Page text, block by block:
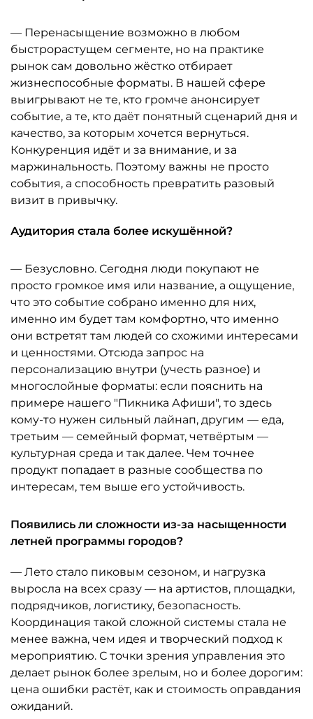
— Перенасыщение возможно в любом
быстрорастущем сегменте, но на практике
рынок сам довольно жёстко отбирает
жизнеспособные форматы. В нашей сфере
выигрывают не те, кто громче анонсирует
событие, а те, кто даёт понятный сценарий дня и
качество, за которым хочется вернуться.
Конкуренция идёт и за внимание, и за
маржинальность. Поэтому важны не просто
события, а способность превратить разовый
визит в привычку.
Аудитория стала более искушённой?
— Безусловно. Сегодня люди покупают не
просто громкое имя или название, а ощущение,
что это событие собрано именно для них,
именно им будет там комфортно, что именно
они встретят там людей со схожими интересами
и ценностями. Отсюда запрос на
персонализацию внутри (учесть разное) и
многослойные форматы: если пояснить на
примере нашего "Пикника Афиши", то здесь
кому-то нужен сильный лайнап, другим — еда,
третьим — семейный формат, четвёртым —
культурная среда и так далее. Чем точнее
продукт попадает в разные сообщества по
интересам, тем выше его устойчивость.
Появились ли сложности из-за насыщенности
летней программы городов?
— Лето стало пиковым сезоном, и нагрузка
выросла на всех сразу — на артистов, площадки,
подрядчиков, логистику, безопасность.
Координация такой сложной системы стала не
менее важна, чем идея и творческий подход к
мероприятию. С точки зрения управления это
делает рынок более зрелым, но и более дорогим:
цена ошибки растёт, как и стоимость оправдания
ожиданий.